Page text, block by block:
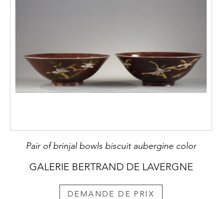
Pair of brinjal bowls biscuit aubergine color
GALERIE BERTRAND DE LAVERGNE
DEMANDE DE PRIX